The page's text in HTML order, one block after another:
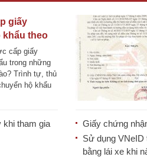
giấy
khẩu theo
cấp giấy
trong những
Trình tự, thủ
hộ khẩu
khi tham gia
Giấy chứng
Sử dụng VNeID
bằng lái xe khi